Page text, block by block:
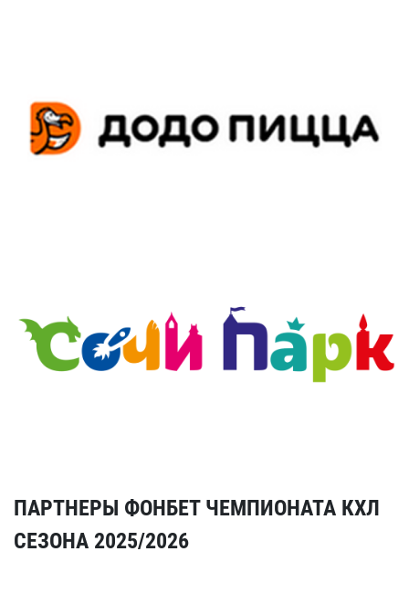
ПАРТНЕРЫ ФОНБЕТ ЧЕМПИОНАТА КХЛ
СЕЗОНА 2025/2026